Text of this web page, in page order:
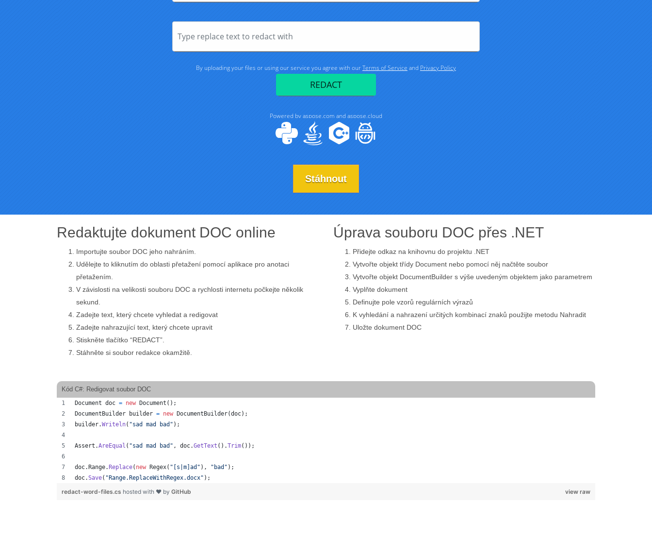
Stáhnout
Redaktujte dokument DOC online
Importujte soubor DOC jeho nahráním.
Udělejte to kliknutím do oblasti přetažení pomocí aplikace pro anotaci
přetažením.
V závislosti na velikosti souboru DOC a rychlosti internetu počkejte několik
sekund.
Zadejte text, který chcete vyhledat a redigovat
Zadejte nahrazující text, který chcete upravit
Stiskněte tlačítko “REDACT”.
Stáhněte si soubor redakce okamžitě.
Úprava souboru DOC přes .NET
Přidejte odkaz na knihovnu do projektu .NET
Vytvořte objekt třídy Document nebo pomocí něj načtěte soubor
Vytvořte objekt DocumentBuilder s výše uvedeným objektem jako parametrem
Vyplňte dokument
Definujte pole vzorů regulárních výrazů
K vyhledání a nahrazení určitých kombinací znaků použijte metodu Nahradit
Uložte dokument DOC
Kód C#: Redigovat soubor DOC
Document doc = new Document ( ) ;
DocumentBuilder
builder = new DocumentBuilder(doc) ;
builder.Writeln( "sad mad bad" ) ;
Assert .AreEqual ( "sad mad bad" , doc.GetText ( ) .Trim( ) ) ;
doc. Range. Replace( new Regex( "[s|m]ad" ) , "bad" ) ;
doc.Save( "Range.ReplaceWithRegex.docx" ) ;
view raw
redact-word-files.cs hosted with ❤ by GitHub